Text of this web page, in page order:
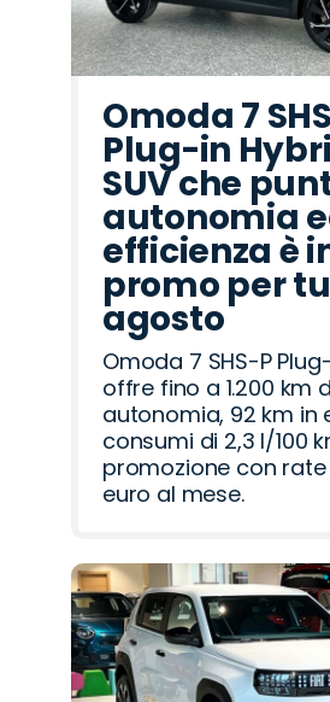
Omoda 7
Plug-in
SUV che
autonomia
efficienza è
promo per
agosto
Omoda 7 SHS-P
offre fino a 1.200 km
autonomia, 92 km in
consumi di 2,3 l/100
promozione con rate
euro al mese.